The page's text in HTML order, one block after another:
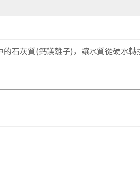
石灰質(鈣鎂離子)，讓水質從硬水